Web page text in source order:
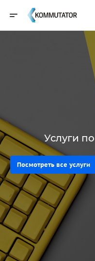
Услуги
Посмотреть все услуги